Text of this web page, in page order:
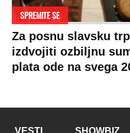
SPREMITE SE
Za posnu slavsku
izdvojiti ozbiljnu
plata ode na svega